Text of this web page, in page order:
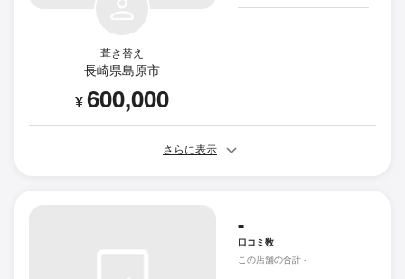
葺き替え
長崎県島原市
¥600,000
さらに表示
-
口コミ数
この店舗の合計 -